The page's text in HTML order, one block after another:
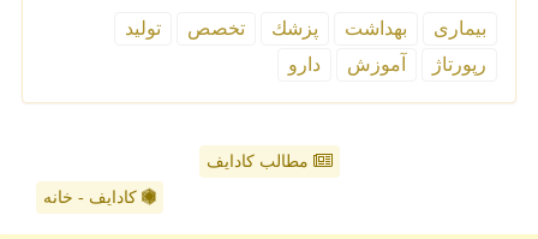
بیماری بهداشت پزشك تخصص
تولید
رپورتاژ
آموزش دارو
مطالب کادایف
کادایف - خانه